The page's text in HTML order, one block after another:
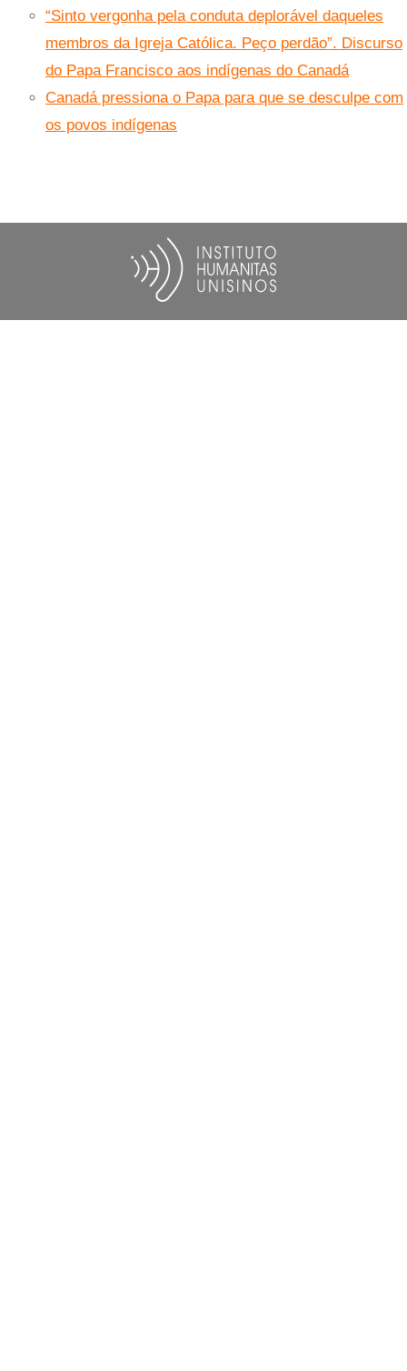
“Sinto vergonha pela conduta deplorável daqueles
membros da Igreja Católica. Peço perdão”. Discurso
do Papa Francisco aos indígenas do Canadá
Canadá pressiona o Papa para que se desculpe com
os povos indígenas